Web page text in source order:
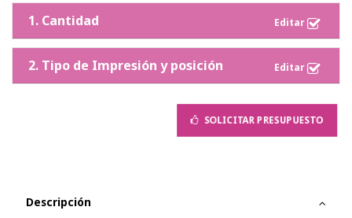
1. Cantidad
2. Tipo de Impresión y posición
SOLICITAR PRESUPUESTO
Descripción